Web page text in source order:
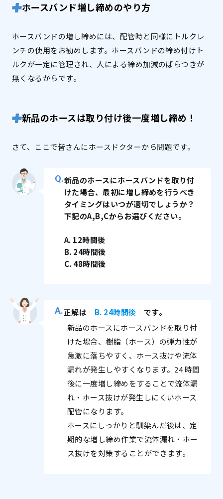
ホースバンド増し締めのやり方
ホースバンドの増し締めには、配管時と同様にトルクレ
ンチの使用をお勧めします。ホースバンドの締め付けト
ルクが一定に管理され、人による締め加減のばらつきが
無くなるからです。
新品のホースは取り付け後一度増し締め！
さて、ここで皆さんにホースドクターから問題です。
新品のホースにホースバンドを取り付
けた場合、最初に増し締めを行うべき
タイミングはいつが適切でしょうか？
下記のA,B,Cからお選びください。
A. 12時間後
B. 24時間後
C. 48時間後
正解は B. 24時間後 です。
新品のホースにホースバンドを取り付
けた場合、樹脂（ホース）の弾力性が
急激に落ちやすく、ホース抜けや流体
漏れが発生しやすくなります。24 時間
後に一度増し締めをすることで流体漏
れ・ホース抜けが発生しにくいホース
配管になります。
ホースにしっかりと馴染んだ後は、定
期的な増し締め作業で流体漏れ・ホー
ス抜けを対策することができます。